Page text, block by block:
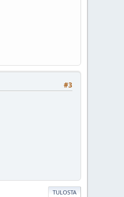
#3
TULOSTA